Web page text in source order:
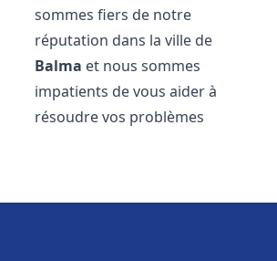
sommes fiers de notre
réputation dans la ville de
Balma et nous sommes
impatients de vous aider à
résoudre vos problèmes